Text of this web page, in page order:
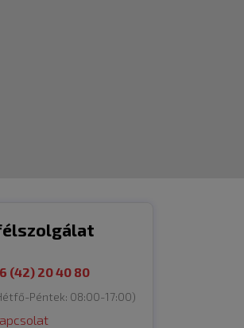
(42) 20 40 80
Péntek: 08:00-17:00)